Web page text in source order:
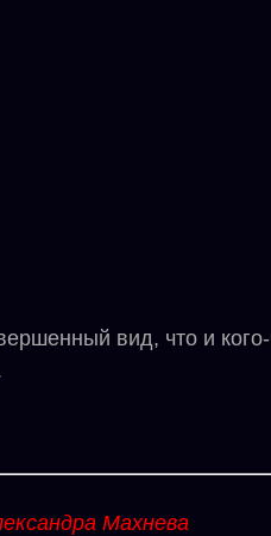
вид, что и кого-
Махнева